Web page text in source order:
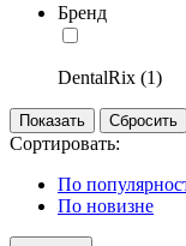
Бренд
DentalRix (1)
Сортировать:
По
По новизне